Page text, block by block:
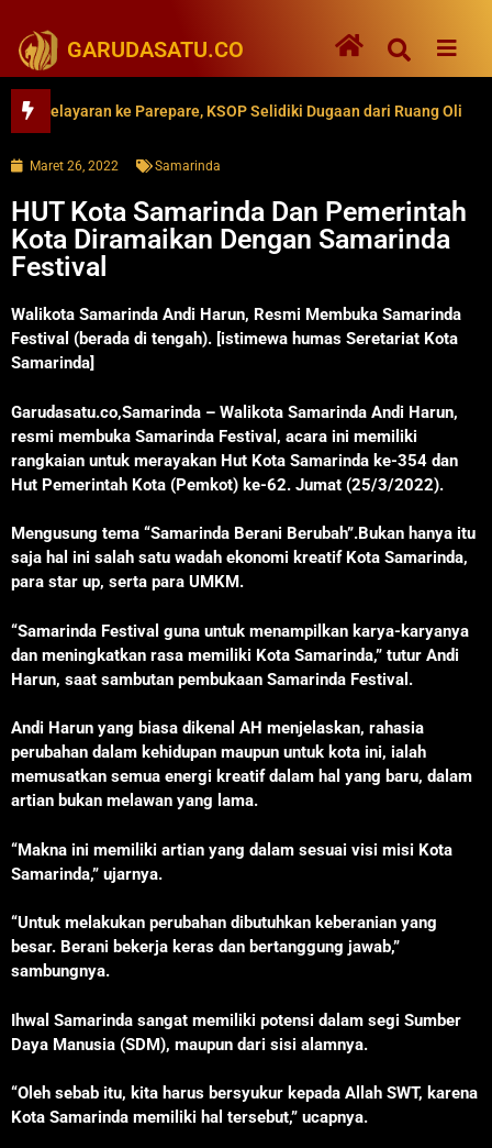
GARUDASATU.CO
ke Parepare, KSOP Selidiki Dugaan dari Ruang Oli
Maret 26, 2022 Samarinda
HUT Kota Samarinda Dan Pemerintah
Kota Diramaikan Dengan Samarinda
Festival
Walikota Samarinda Andi Harun, Resmi Membuka Samarinda
Festival (berada di tengah). [istimewa humas Seretariat Kota
Samarinda]
Garudasatu.co,Samarinda – Walikota Samarinda Andi Harun,
resmi membuka Samarinda Festival, acara ini memiliki
rangkaian untuk merayakan Hut Kota Samarinda ke-354 dan
Hut Pemerintah Kota (Pemkot) ke-62. Jumat (25/3/2022).
Mengusung tema “Samarinda Berani Berubah”.Bukan hanya itu
saja hal ini salah satu wadah ekonomi kreatif Kota Samarinda,
para star up, serta para UMKM.
“Samarinda Festival guna untuk menampilkan karya-karyanya
dan meningkatkan rasa memiliki Kota Samarinda,” tutur Andi
Harun, saat sambutan pembukaan Samarinda Festival.
Andi Harun yang biasa dikenal AH menjelaskan, rahasia
perubahan dalam kehidupan maupun untuk kota ini, ialah
memusatkan semua energi kreatif dalam hal yang baru, dalam
artian bukan melawan yang lama.
“Makna ini memiliki artian yang dalam sesuai visi misi Kota
Samarinda,” ujarnya.
“Untuk melakukan perubahan dibutuhkan keberanian yang
besar. Berani bekerja keras dan bertanggung jawab,”
sambungnya.
Ihwal Samarinda sangat memiliki potensi dalam segi Sumber
Daya Manusia (SDM), maupun dari sisi alamnya.
“Oleh sebab itu, kita harus bersyukur kepada Allah SWT, karena
Kota Samarinda memiliki hal tersebut,” ucapnya.